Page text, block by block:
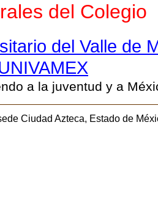
del Colegio
del Valle de
a la juventud y a
Ciudad Azteca, Estado de